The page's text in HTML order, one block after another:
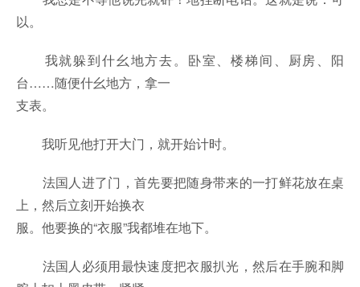
以。
我就躲到什幺地方去。卧室、楼梯间、厨房、阳
台……随便什幺地方，拿一
支表。
我听见他打开大门，就开始计时。
法国人进了门，首先要把随身带来的一打鲜花放在桌
上，然后立刻开始换衣
服。他要换的“衣服”我都堆在地下。
法国人必须用最快速度把衣服扒光，然后在手腕和脚